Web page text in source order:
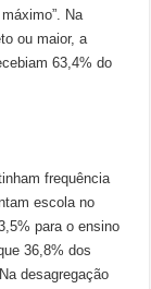
Na
ou maior, a
63,4% do
frequência
escola no
para o ensino
36,8% dos
desagregação